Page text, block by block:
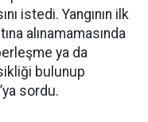
istedi. Yangının ilk
alınamamasında
ya da
bulunup
sordu.